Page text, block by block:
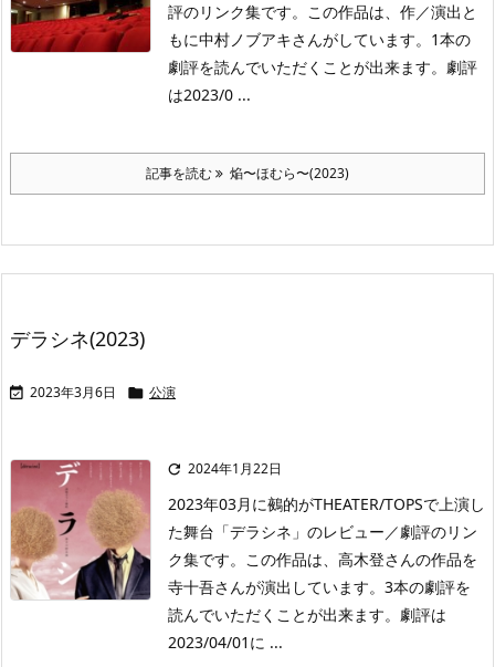
評のリンク集です。この作品は、作／演出と
もに中村ノブアキさんがしています。1本の
劇評を読んでいただくことが出来ます。劇評
は2023/0 ...
記事を読む 焔〜ほむら〜(2023)
デラシネ(2023)
 2023年3月6日  公演
 2024年1月22日
2023年03月に鵺的がTHEATER/TOPSで上演し
た舞台「デラシネ」のレビュー／劇評のリン
ク集です。この作品は、高木登さんの作品を
寺十吾さんが演出しています。3本の劇評を
読んでいただくことが出来ます。劇評は
2023/04/01に ...